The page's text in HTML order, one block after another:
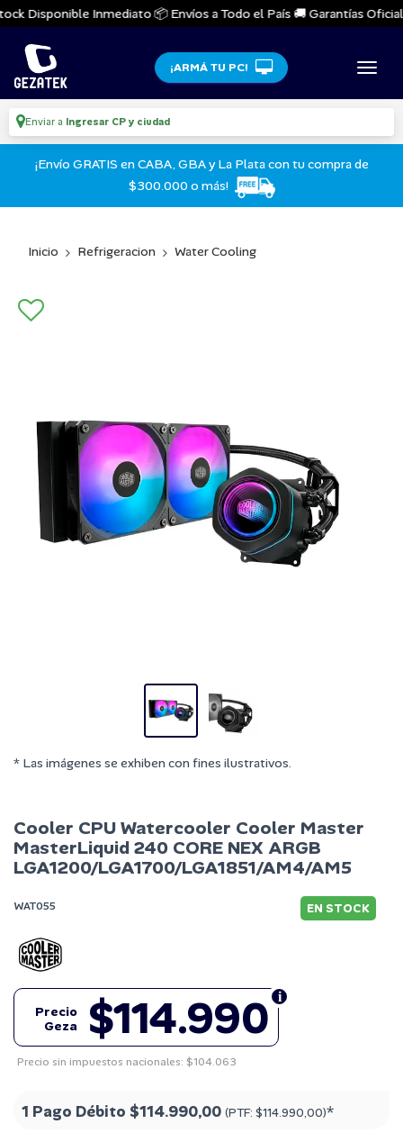
Disponible Inmediato 📦 Envíos a Todo el País 🚚 Garantías
¡ARMÁ TU PC!
Enviar a Ingresar CP y ciudad
¡Envío GRATIS en CABA, GBA y La Plata con tu compra de
$300.000 o más!
Inicio Refrigeracion Water Cooling
* Las imágenes se exhiben con fines ilustrativos.
Cooler CPU Watercooler Cooler Master
MasterLiquid 240 CORE NEX ARGB
LGA1200/LGA1700/LGA1851/AM4/AM5
WAT055 EN STOCK
$114.990
Precio
Geza
Precio sin impuestos nacionales: $104.063
1 Pago Débito $114.990,00 (PTF: $114.990,00)*